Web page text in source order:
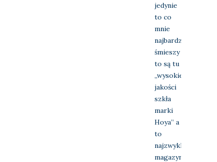
jedynie
to co
mnie
najbardziej
śmieszy
to są tu
„wysokiej
jakości
szkła
marki
Hoya” a
to
najzwyklejsze
magazynówki